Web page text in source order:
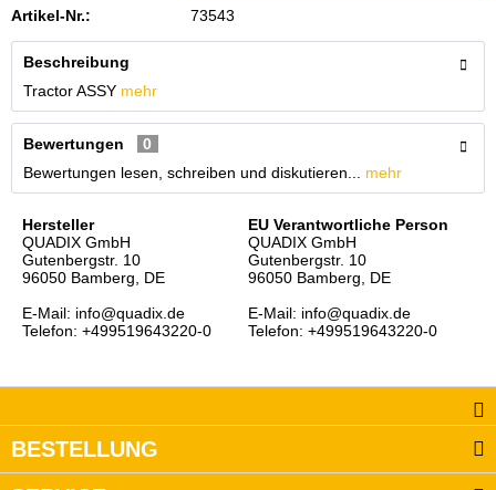
Artikel-Nr.: 73543
Beschreibung
Tractor ASSY mehr
Bewertungen
0
Bewertungen lesen, schreiben und diskutieren...
mehr
Hersteller
QUADIX GmbH
Gutenbergstr. 10
96050 Bamberg, DE
E-Mail: info@quadix.de
Telefon: +499519643220-0
EU Verantwortliche Person
QUADIX GmbH
Gutenbergstr. 10
96050 Bamberg, DE
E-Mail: info@quadix.de
Telefon: +499519643220-0
BESTELLUNG